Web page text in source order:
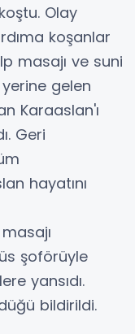
Olay
koşanlar
masajı ve suni
gelen
Karaaslan'ı
Geri
hayatını
şoförüyle
yansıdı.
bildirildi.